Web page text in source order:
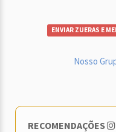
ENVIAR ZUERAS E
Nosso
RECOMENDAÇÕES